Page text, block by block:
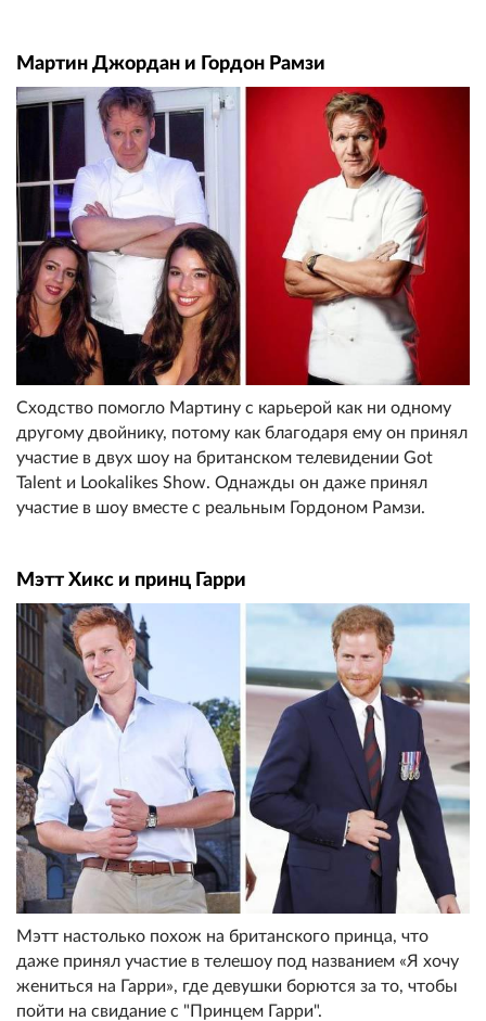
Мартин Джордан и Гордон Рамзи
Сходство помогло Мартину с карьерой как ни одному
другому двойнику, потому как благодаря ему он принял
участие в двух шоу на британском телевидении Got
Talent и Lookalikes Show. Однажды он даже принял
участие в шоу вместе с реальным Гордоном Рамзи.
Мэтт Хикс и принц Гарри
Мэтт настолько похож на британского принца, что
даже принял участие в телешоу под названием «Я хочу
жениться на Гарри», где девушки борются за то, чтобы
пойти на свидание с "Принцем Гарри".